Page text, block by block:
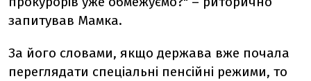
запитував Мамка.
За його словами, якщо держава вже почала
переглядати спеціальні пенсійні режими, то